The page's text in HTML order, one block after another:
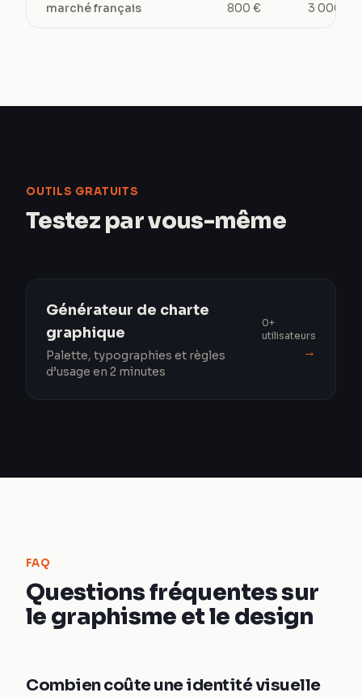
marché français
800 €
3 000 €
OUTILS GRATUITS
Testez par vous-même
Générateur de charte
graphique
Palette, typographies et règles
d’usage en 2 minutes
0+
utilisateurs
→
FAQ
Questions fréquentes sur
le graphisme et le design
Combien coûte une identité visuelle